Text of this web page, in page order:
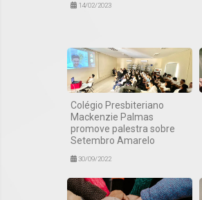
14/02/2023
Colégio Presbiteriano
Mackenzie Palmas
promove palestra sobre
Setembro Amarelo
30/09/2022